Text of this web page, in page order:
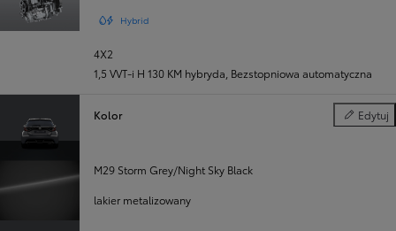
Hybrid
4X2
1,5 VVT-i H 130 KM hybryda Bezstopniowa automatyczna
Kolor Edytuj
Kolor
M29 Storm Grey/Night Sky Black
lakier metalizowany